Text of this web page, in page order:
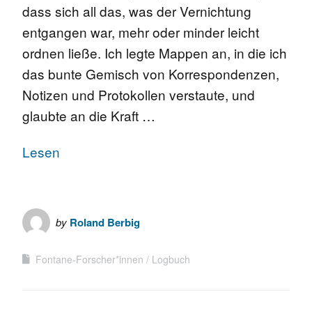
dass sich all das, was der Vernichtung
entgangen war, mehr oder minder leicht
ordnen ließe. Ich legte Mappen an, in die ich
das bunte Gemisch von Korrespondenzen,
Notizen und Protokollen verstaute, und
glaubte an die Kraft …
Lesen
by Roland Berbig
Fontane-Forscher*innen Logbuch